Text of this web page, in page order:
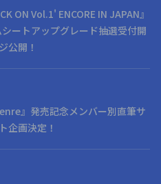
ON Vol.1' ENCORE IN JAPAN』
ートアップグレード抽選受付開
公開！
』発売記念メンバー別直筆サ
企画決定！